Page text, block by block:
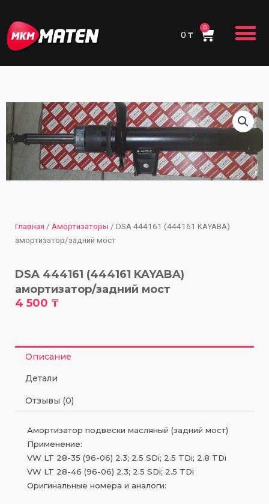
содержимому
0 ₸
0 Cart
Главная / Амортизаторы / DSA 444161 (444161 KAYABA)
амортизатор/задний мост
DSA 444161 (444161 KAYABA)
амортизатор/задний мост
4 500 ₸
Описание
Детали
Отзывы (0)
Амортизатор подвески масляный (задний мост)
Применение:
VW LT 28-35 (96-06) 2.3; 2.5 SDi; 2.5 TDi; 2.8 TDi
VW LT 28-46 (96-06) 2.3; 2.5 SDi; 2.5 TDi
Оригинальные номера и аналоги: